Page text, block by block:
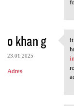
o khan g
23.01.2025
Adres
it
it